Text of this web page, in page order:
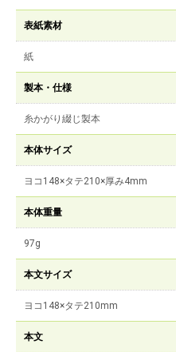
表紙素材
紙
製本・仕様
糸かがり綴じ製本
本体サイズ
ヨコ148×タテ210×厚み4mm
本体重量
97g
本文サイズ
ヨコ148×タテ210mm
本文